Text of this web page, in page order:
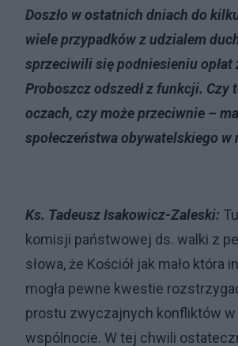
Doszło w ostatnich dniach do
wiele przypadków z udzialem
sprzeciwili się podniesieniu opłat
Proboszcz odszedł z funkcji. Czy
oczach, czy może przeciwnie –
społeczeństwa obywatelskiego w
Ks. Tadeusz Isakowicz-Zaleski:
komisji państwowej ds. walki z
słowa, że Kościół jak mało
mogła pewne kwestie
prostu zwyczajnych konfliktów
wspólnocie. W tej chwili